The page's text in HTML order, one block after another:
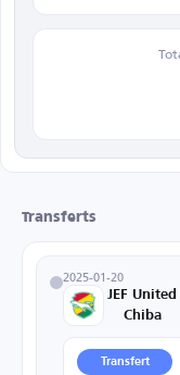
Transferts
2025-01-20
JEF United
Chiba
Transfert